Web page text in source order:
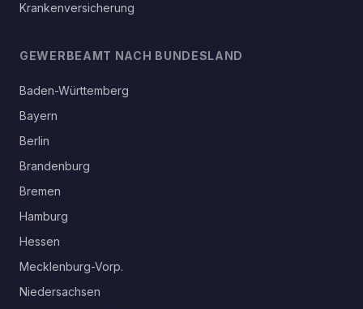
Krankenversicherung
GEWERBEAMT NACH BUNDESLAND
Baden-Württemberg
Bayern
Berlin
Brandenburg
Bremen
Hamburg
Hessen
Mecklenburg-Vorp.
Niedersachsen